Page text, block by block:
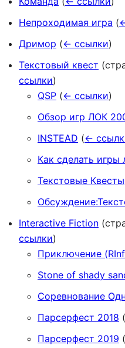
Непроходимая игра (
Дримор (← ссылки)
Текстовый квест
ссылки)
QSP (← ссылки)
Обзор игр ЛОК
INSTEAD (←
Как сделать игры
Текстовые Квесты
Interactive Fiction
ссылки)
Приключение
Stone of shady
Соревнование
Парсерфест 2018 (
Парсерфест 2019 (